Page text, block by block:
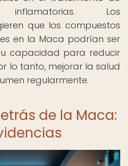
inflamatorias. Los
que los compuestos
en la Maca podrían ser
capacidad para reducir
lo tanto, mejorar la salud
regularmente.
de la Maca: